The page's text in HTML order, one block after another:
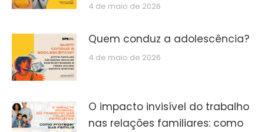
4 de maio de 2026
Quem conduz a adolescência?
4 de maio de 2026
O impacto invisível do trabalho
nas relações familiares: como